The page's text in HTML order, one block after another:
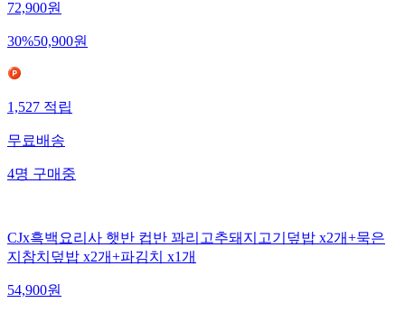
72,900원
30%50,900원
1,527적립
무료배송
4명구매중
CJx흑백요리사 햇반 컵반 꽈리고추돼지고기덮밥 x2개+묵은
지참치덮밥 x2개+파김치 x1개
54,900원